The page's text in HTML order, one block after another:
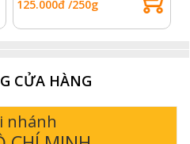
125.000đ /250g
CỬA HÀNG
nhánh